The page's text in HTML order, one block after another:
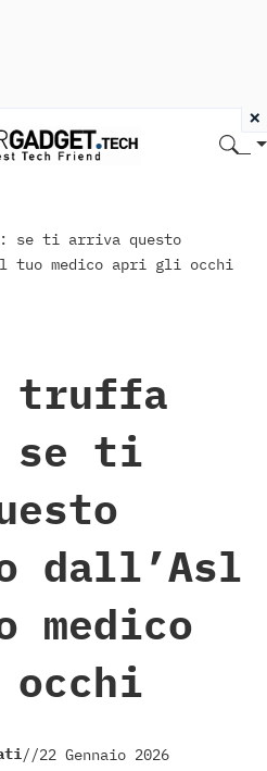
se ti arriva questo
tuo medico apri gli occhi
truffa
se ti
dall’Asl
medico
//22 Gennaio 2026
×